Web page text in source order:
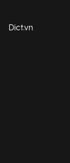
Dict.vn